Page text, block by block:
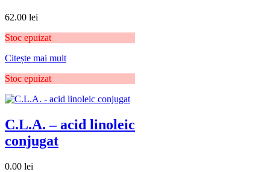
62.00 lei
Stoc epuizat
Citește mai mult
Stoc epuizat
C.L.A. – acid linoleic
conjugat
0.00 lei